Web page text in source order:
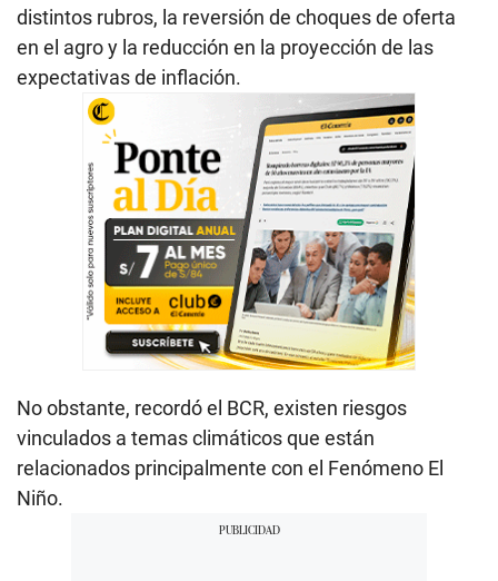
distintos rubros, la reversión de choques de oferta
en el agro y la reducción en la proyección de las
expectativas de inflación.
No obstante, recordó el BCR, existen riesgos
vinculados a temas climáticos que están
relacionados principalmente con el Fenómeno El
Niño.